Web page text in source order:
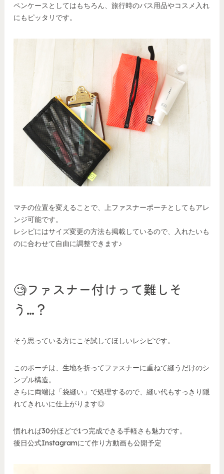
ペンケースとしてはもちろん、旅行時のバス用品やコスメ入れ
にもピッタリです。
マチの位置を変えることで、上ファスナーポーチとしてもアレ
ンジ可能です。
レシピにはサイズ変更の方法も掲載しているので、入れたいも
のに合わせて自由に調整できます♪
🧐ファスナー付けって難しそ
う…？
そう思っている方にこそ試してほしいレシピです。
このポーチは、生地を折ってファスナーに重ねて縫うだけのシ
ンプル構造。
さらに両端は「袋縫い」で処理するので、縫い代もすっきり隠
れてきれいに仕上がります◎
慣れれば30分ほどで1つ完成できる手軽さも魅力です。
後日公式Instagramにて作り方動画も公開予定